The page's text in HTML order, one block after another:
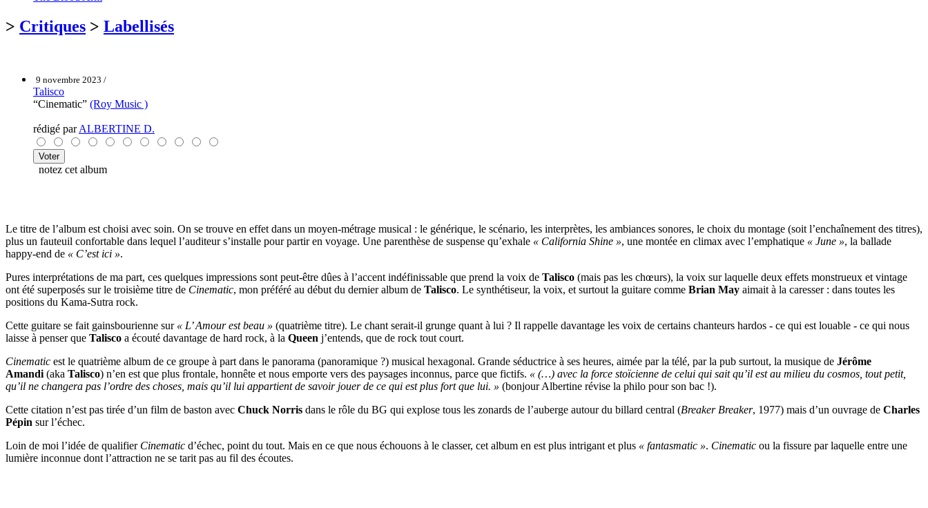
> Critiques > Labellisés
9 novembre 2023 /
Talisco
“Cinematic” (Roy Music )
rédigé parALBERTINE D.
notez cet album
Le titre de l’album est choisi avec soin. On se trouve en effet dans un moyen-métrage musical : le générique, le scénario, les interprètes, les ambiances sonores, le choix du montage (soit l’enchaînement des titres),
plus un fauteuil confortable dans lequel l’auditeur s’installe pour partir en voyage. Une parenthèse de suspense qu’exhale « California Shine », une montée en climax avec l’emphatique « June », la ballade
happy-end de « C’est ici ».
Pures interprétations de ma part, ces quelques impressions sont peut-être dûes à l’accent indéfinissable que prend la voix de Talisco (mais pas les chœurs), la voix sur laquelle deux effets monstrueux et vintage
ont été superposés sur le troisième titre de Cinematic, mon préféré au début du dernier album de Talisco. Le synthétiseur, la voix, et surtout la guitare comme Brian May aimait à la caresser : dans toutes les
positions du Kama-Sutra rock.
Cette guitare se fait gainsbourienne sur « L’ Amour est beau » (quatrième titre). Le chant serait-il grunge quant à lui ? Il rappelle davantage les voix de certains chanteurs hardos - ce qui est louable - ce qui nous
laisse à penser que Talisco a écouté davantage de hard rock, à la Queen j’entends, que de rock tout court.
Cinematic est le quatrième album de ce groupe à part dans le panorama (panoramique ?) musical hexagonal. Grande séductrice à ses heures, aimée par la télé, par la pub surtout, la musique de Jérôme
Amandi (aka Talisco) n’en est que plus frontale, honnête et nous emporte vers des paysages inconnus, parce que fictifs. « (…) avec la force stoïcienne de celui qui sait qu’il est au milieu du cosmos, tout petit,
qu’il ne changera pas l’ordre des choses, mais qu’il lui appartient de savoir jouer de ce qui est plus fort que lui. » (bonjour Albertine révise la philo pour son bac !).
Cette citation n’est pas tirée d’un film de baston avec Chuck Norris dans le rôle du BG qui explose tous les zonards de l’auberge autour du billard central (Breaker Breaker, 1977) mais d’un ouvrage de Charles
Pépin sur l’échec.
Loin de moi l’idée de qualifier Cinematic d’échec, point du tout. Mais en ce que nous échouons à le classer, cet album en est plus intrigant et plus « fantasmatic ». Cinematic ou la fissure par laquelle entre une
lumière inconnue dont l’attraction ne se tarit pas au fil des écoutes.